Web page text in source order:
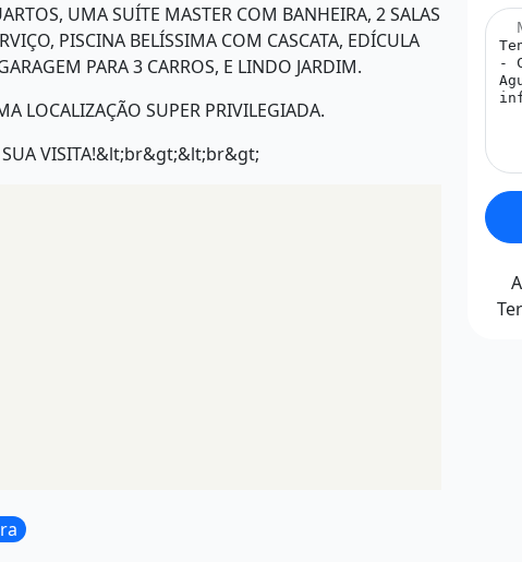
UMA SUÍTE MASTER COM BANHEIRA, 2 SALAS
PISCINA BELÍSSIMA COM CASCATA, EDÍCULA
PARA 3 CARROS, E LINDO JARDIM.
LOCALIZAÇÃO SUPER PRIVILEGIADA.
SUA VISITA!&lt;br&gt;&lt;br&gt;